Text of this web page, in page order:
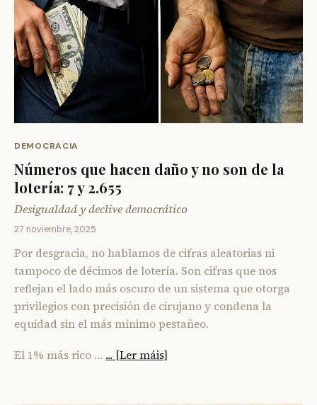
DEMOCRACIA
Números que hacen daño y no son de la
lotería: 7 y 2.655
Desigualdad y declive democrático
27 noviembre, 2025
Por desgracia, no hablamos de cifras aleatorias ni
tampoco de décimos de lotería. Son cifras que nos
reflejan el lado más oscuro de un sistema que otorga
privilegios con precisión de cirujano y condena la
equidad sin el más mínimo pestañeo.
El 1% más rico … ... [Ler máis]